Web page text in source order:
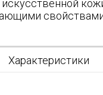
искусственной
Характеристики